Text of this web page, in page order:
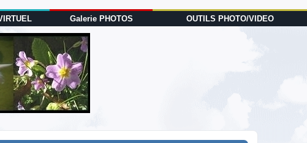
Galerie PHOTOS OUTILS PHOTO/VIDEO